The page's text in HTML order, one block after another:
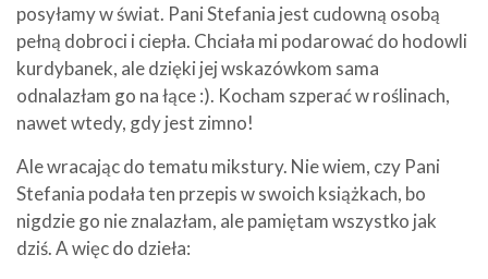
posyłamy w świat. Pani Stefania jest cudowną osobą
pełną dobroci i ciepła. Chciała mi podarować do hodowli
kurdybanek, ale dzięki jej wskazówkom sama
odnalazłam go na łące :). Kocham szperać w roślinach,
nawet wtedy, gdy jest zimno!
Ale wracając do tematu mikstury. Nie wiem, czy Pani
Stefania podała ten przepis w swoich książkach, bo
nigdzie go nie znalazłam, ale pamiętam wszystko jak
dziś. A więc do dzieła: